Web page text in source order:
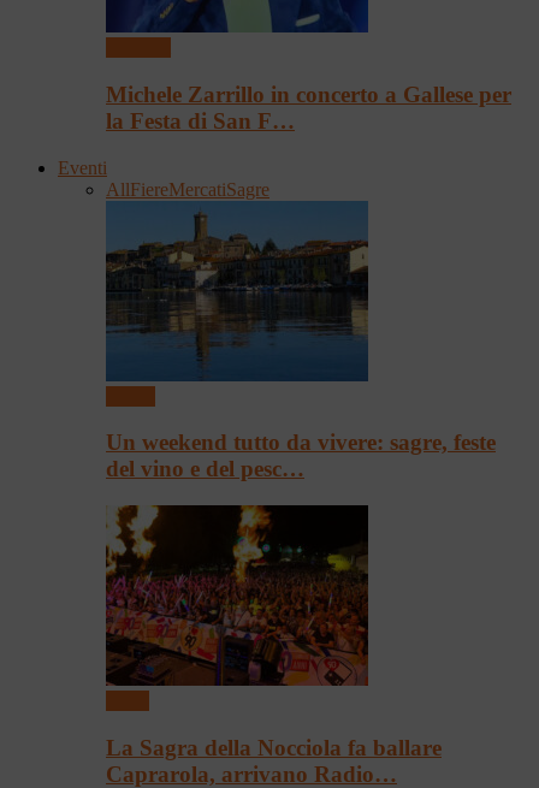
Michele Zarrillo in concerto a Gallese per
la Festa di San F…
Eventi
AllFiereMercatiSagre
Un weekend tutto da vivere: sagre, feste
del vino e del pesc…
La Sagra della Nocciola fa ballare
Caprarola, arrivano Radio…